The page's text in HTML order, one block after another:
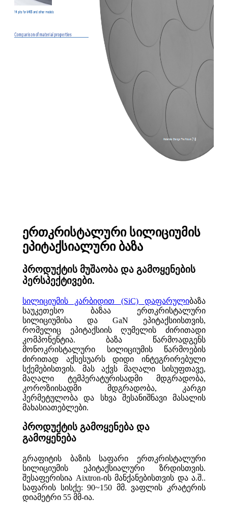
ერთკრისტალური სილიციუმის
ეპიტაქსიალური ბაზა
პროდუქტის მუშაობა და გამოყენების
პერსპექტივები.
სილიციუმის კარბიდით (SiC) დაფარულიბაზა
საუკეთესო ბაზაა ერთკრისტალური
სილიციუმისა და GaN ეპიტაქსიისთვის,
რომელიც ეპიტაქსიის ღუმელის ძირითადი
კომპონენტია. ბაზა წარმოადგენს
მონოკრისტალური სილიციუმის წარმოების
ძირითად აქსესუარს დიდი ინტეგრირებული
სქემებისთვის. მას აქვს მაღალი სისუფთავე,
მაღალი ტემპერატურისადმი მდგრადობა,
კოროზიისადმი მდგრადობა, კარგი
ჰერმეტულობა და სხვა შესანიშნავი მასალის
მახასიათებლები.
პროდუქტის გამოყენება და
გამოყენება
გრაფიტის ბაზის საფარი ერთკრისტალური
სილიციუმის ეპიტაქსიალური ზრდისთვის.
შესაფერისია Aixtron-ის მანქანებისთვის და ა.შ..
საფარის სისქე: 90~150 მმ. ვაფლის კრატერის
დიამეტრი 55 მმ-ია.